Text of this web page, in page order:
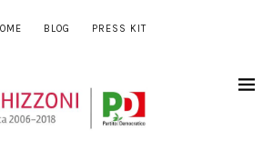
BLOG PRESS KIT